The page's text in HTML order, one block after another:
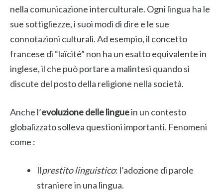
nella comunicazione interculturale. Ogni lingua ha le
sue sottigliezze, i suoi modi di dire e le sue
connotazioni culturali. Ad esempio, il concetto
francese di “laïcité” non ha un esatto equivalente in
inglese, il che può portare a malintesi quando si
discute del posto della religione nella società.
Anche l’evoluzione delle linguein un contesto
globalizzato solleva questioni importanti. Fenomeni
come :
Ilprestito linguistico: l’adozione di parole
straniere in una lingua.